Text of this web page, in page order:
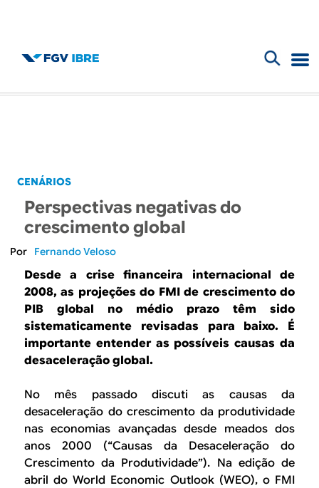
B
g
o
B
R
o
á
r
i
o
d
e
b
u
s
c
a
CENÁRIOS
Perspectivas negativas do
crescimento global
Fernando Veloso
Desde a crise financeira internacional de
2008, as projeções do FMI de crescimento do
PIB global no médio prazo têm sido
sistematicamente revisadas para baixo. É
importante entender as possíveis causas da
desaceleração global.
No mês passado discuti as causas da
desaceleração do crescimento da produtividade
nas economias avançadas desde meados dos
anos 2000 (“Causas da Desaceleração do
Crescimento da Produtividade”). Na edição de
abril doWorld Economic Outlook(WEO), o FMI